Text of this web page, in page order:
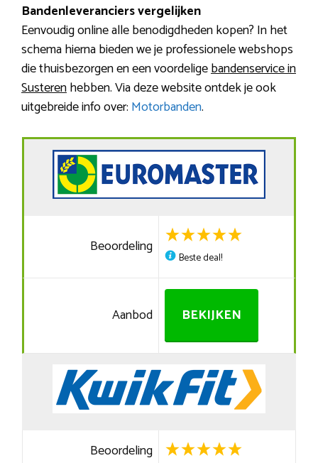
Bandenleveranciers vergelijken
Eenvoudig online alle benodigdheden kopen? In het
schema hierna bieden we je professionele webshops
die thuisbezorgen en een voordeligebandenservice in
Susterenhebben. Via deze website ontdek je ook
uitgebreide info over: Motorbanden.
Beoordeling
Beste deal!
Aanbod BEKIJKEN
Beoordeling